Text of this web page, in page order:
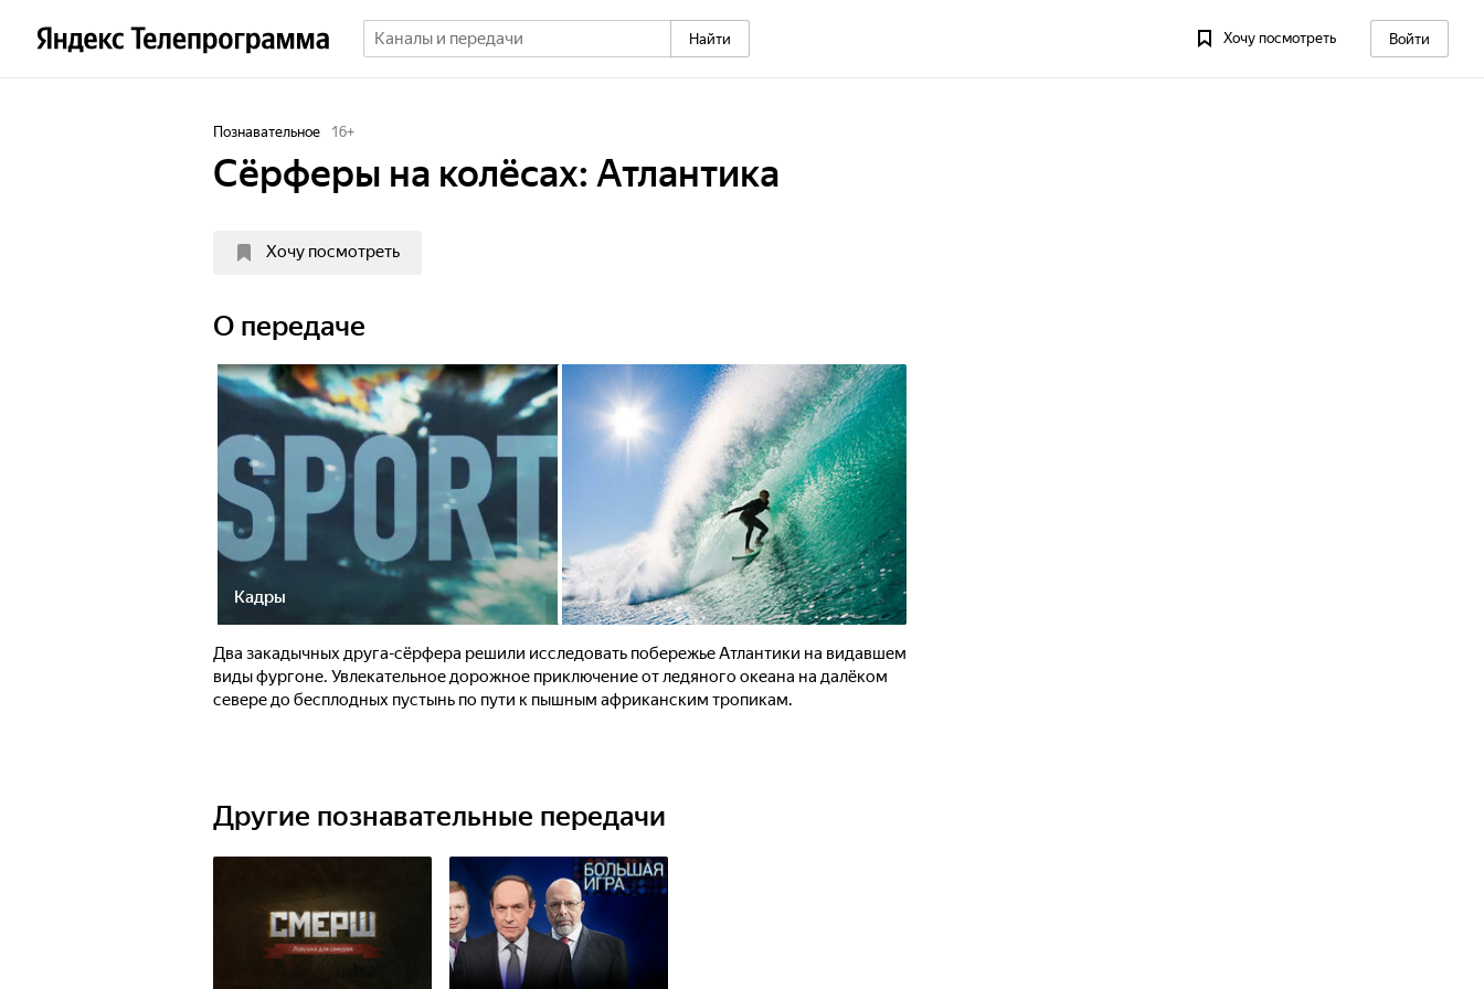
Найти Хочу посмотреть Войти
Познавательное 16+
Сёрферы на колёсах: Атлантика
Хочу посмотреть
О передаче
Кадры
Два закадычных друга-сёрфера решили исследовать побережье Атлантики на видавшем
виды фургоне. Увлекательное дорожное приключение от ледяного океана на далёком
севере до бесплодных пустынь по пути к пышным африканским тропикам.
Другие познавательные передачи